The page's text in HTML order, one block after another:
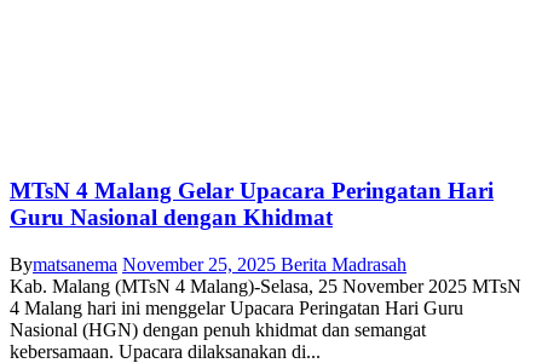
MTsN 4 Malang Gelar Upacara Peringatan Hari
Guru Nasional dengan Khidmat
Bymatsanema November 25, 2025 Berita Madrasah
Kab. Malang (MTsN 4 Malang)-Selasa, 25 November 2025 MTsN
4 Malang hari ini menggelar Upacara Peringatan Hari Guru
Nasional (HGN) dengan penuh khidmat dan semangat
kebersamaan. Upacara dilaksanakan di...